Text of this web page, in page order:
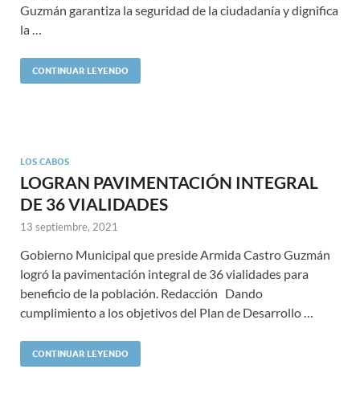
Guzmán garantiza la seguridad de la ciudadanía y dignifica
la …
CONTINUAR LEYENDO
LOS CABOS
LOGRAN PAVIMENTACIÓN INTEGRAL
DE 36 VIALIDADES
13 septiembre, 2021
Gobierno Municipal que preside Armida Castro Guzmán
logró la pavimentación integral de 36 vialidades para
beneficio de la población. Redacción Dando
cumplimiento a los objetivos del Plan de Desarrollo …
CONTINUAR LEYENDO